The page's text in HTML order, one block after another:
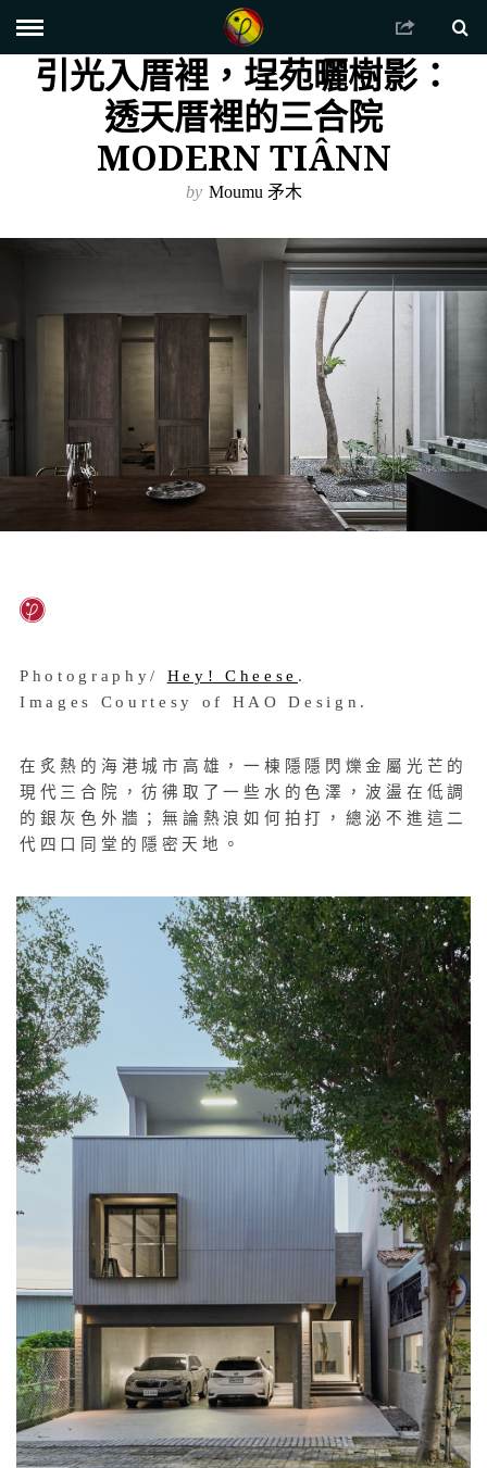
引光入厝裡，埕苑曬樹影：
透天厝裡的三合院
MODERN TIÂNN
by Moumu 矛木
Photography/ Hey! Cheese .
Images Courtesy of HAO Design.
在炙熱的海港城市高雄，一棟隱隱閃爍金屬光芒的
現代三合院，彷彿取了一些水的色澤，波盪在低調
的銀灰色外牆；無論熱浪如何拍打，總泌不進這二
代四口同堂的隱密天地。